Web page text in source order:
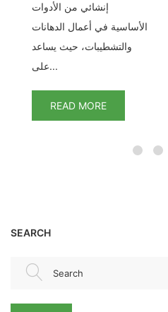
إنشائي من الأدوات
الأساسية في أعمال الدهانات
والتشطيبات، حيث يساعد
على...
READ MORE
SEARCH
Search